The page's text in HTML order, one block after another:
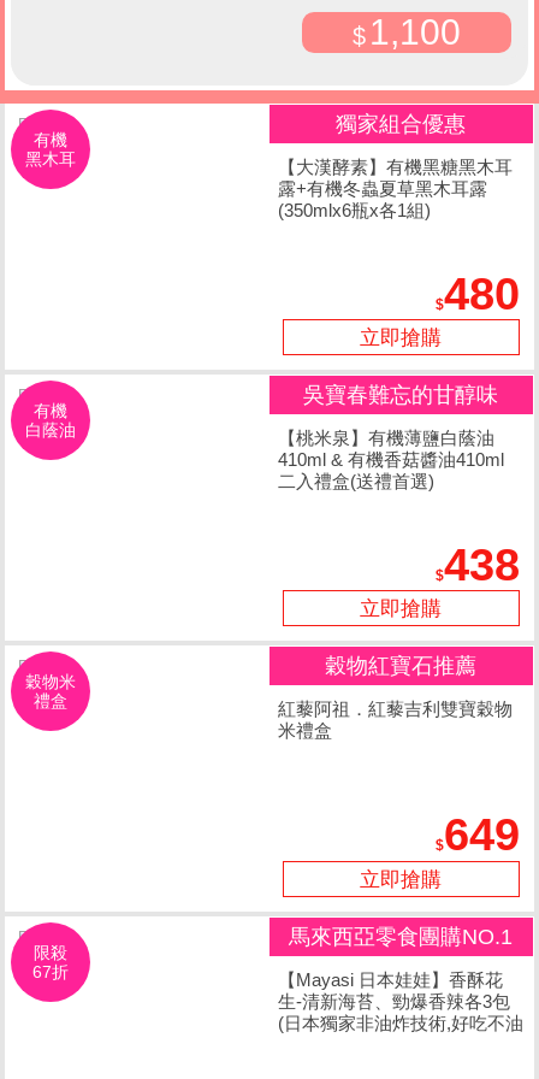
張)
1,100
有機
黑木耳
獨家組合優惠
【大漢酵素】有機黑糖黑木耳
露+有機冬蟲夏草黑木耳露
(350mlx6瓶x各1組)
480
立即搶購
有機
白蔭油
吳寶春難忘的甘醇味
【桃米泉】有機薄鹽白蔭油
410ml & 有機香菇醬油410ml
二入禮盒(送禮首選)
438
立即搶購
穀物米
禮盒
穀物紅寶石推薦
紅藜阿祖．紅藜吉利雙寶穀物
米禮盒
649
立即搶購
限殺
67折
馬來西亞零食團購NO.1
【Mayasi 日本娃娃】香酥花
生-清新海苔、勁爆香辣各3包
(日本獨家非油炸技術,好吃不油